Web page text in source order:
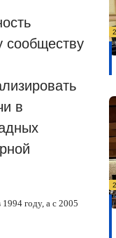
сообществу
в
1994 году, а с 2005